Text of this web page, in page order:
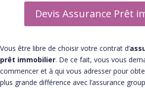
Devis Assurance Prêt
Vous être libre de choisir votre contrat d’
prêt immobilier. De ce fait, vous vous
commencer et à qui vous adresser pour
plus grande différence avec l’assurance